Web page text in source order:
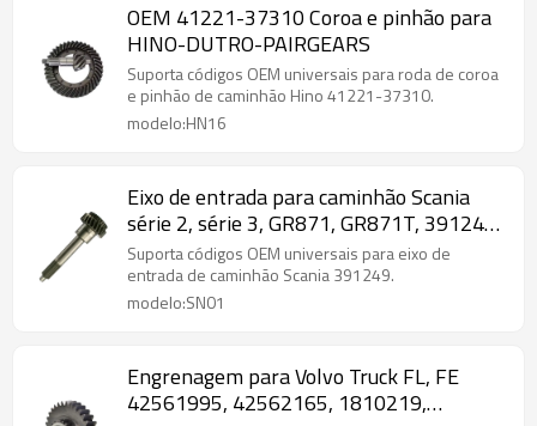
OEM 41221-37310 Coroa e pinhão para
HINO-DUTRO-PAIRGEARS
Suporta códigos OEM universais para roda de coroa
e pinhão de caminhão Hino 41221-37310.
modelo:HN16
Eixo de entrada para caminhão Scania
série 2, série 3, GR871, GR871T, 391249-
PAIRGEARS
Suporta códigos OEM universais para eixo de
entrada de caminhão Scania 391249.
modelo:SN01
Engrenagem para Volvo Truck FL, FE
42561995, 42562165, 1810219,